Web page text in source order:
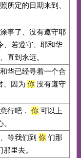
所定的日期来到、
事了、没有遵守耶
、若遵守、耶和华
直到永远。
华已经寻着一个合
、因为 你没有遵守
行吧． 你可以上
等我们到 你们那
里去。